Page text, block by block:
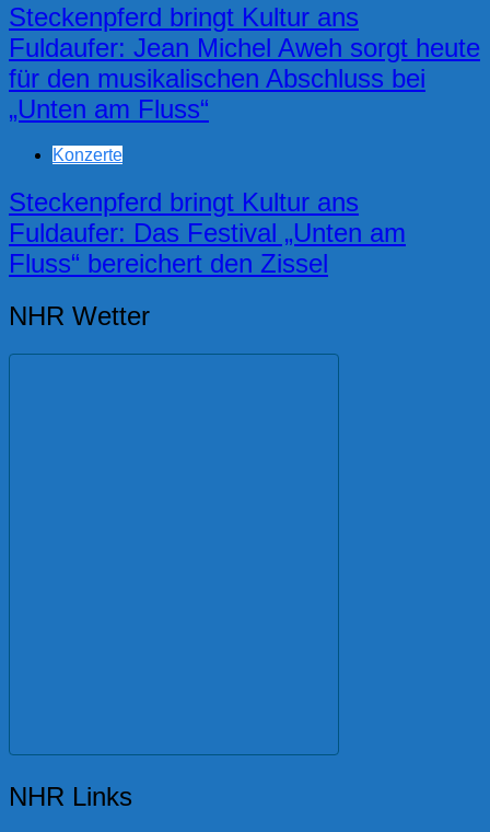
Steckenpferd bringt Kultur ans
Fuldaufer: Jean Michel Aweh sorgt heute
für den musikalischen Abschluss bei
„Unten am Fluss“
Konzerte
Steckenpferd bringt Kultur ans
Fuldaufer: Das Festival „Unten am
Fluss“ bereichert den Zissel
NHR Wetter
NHR Links